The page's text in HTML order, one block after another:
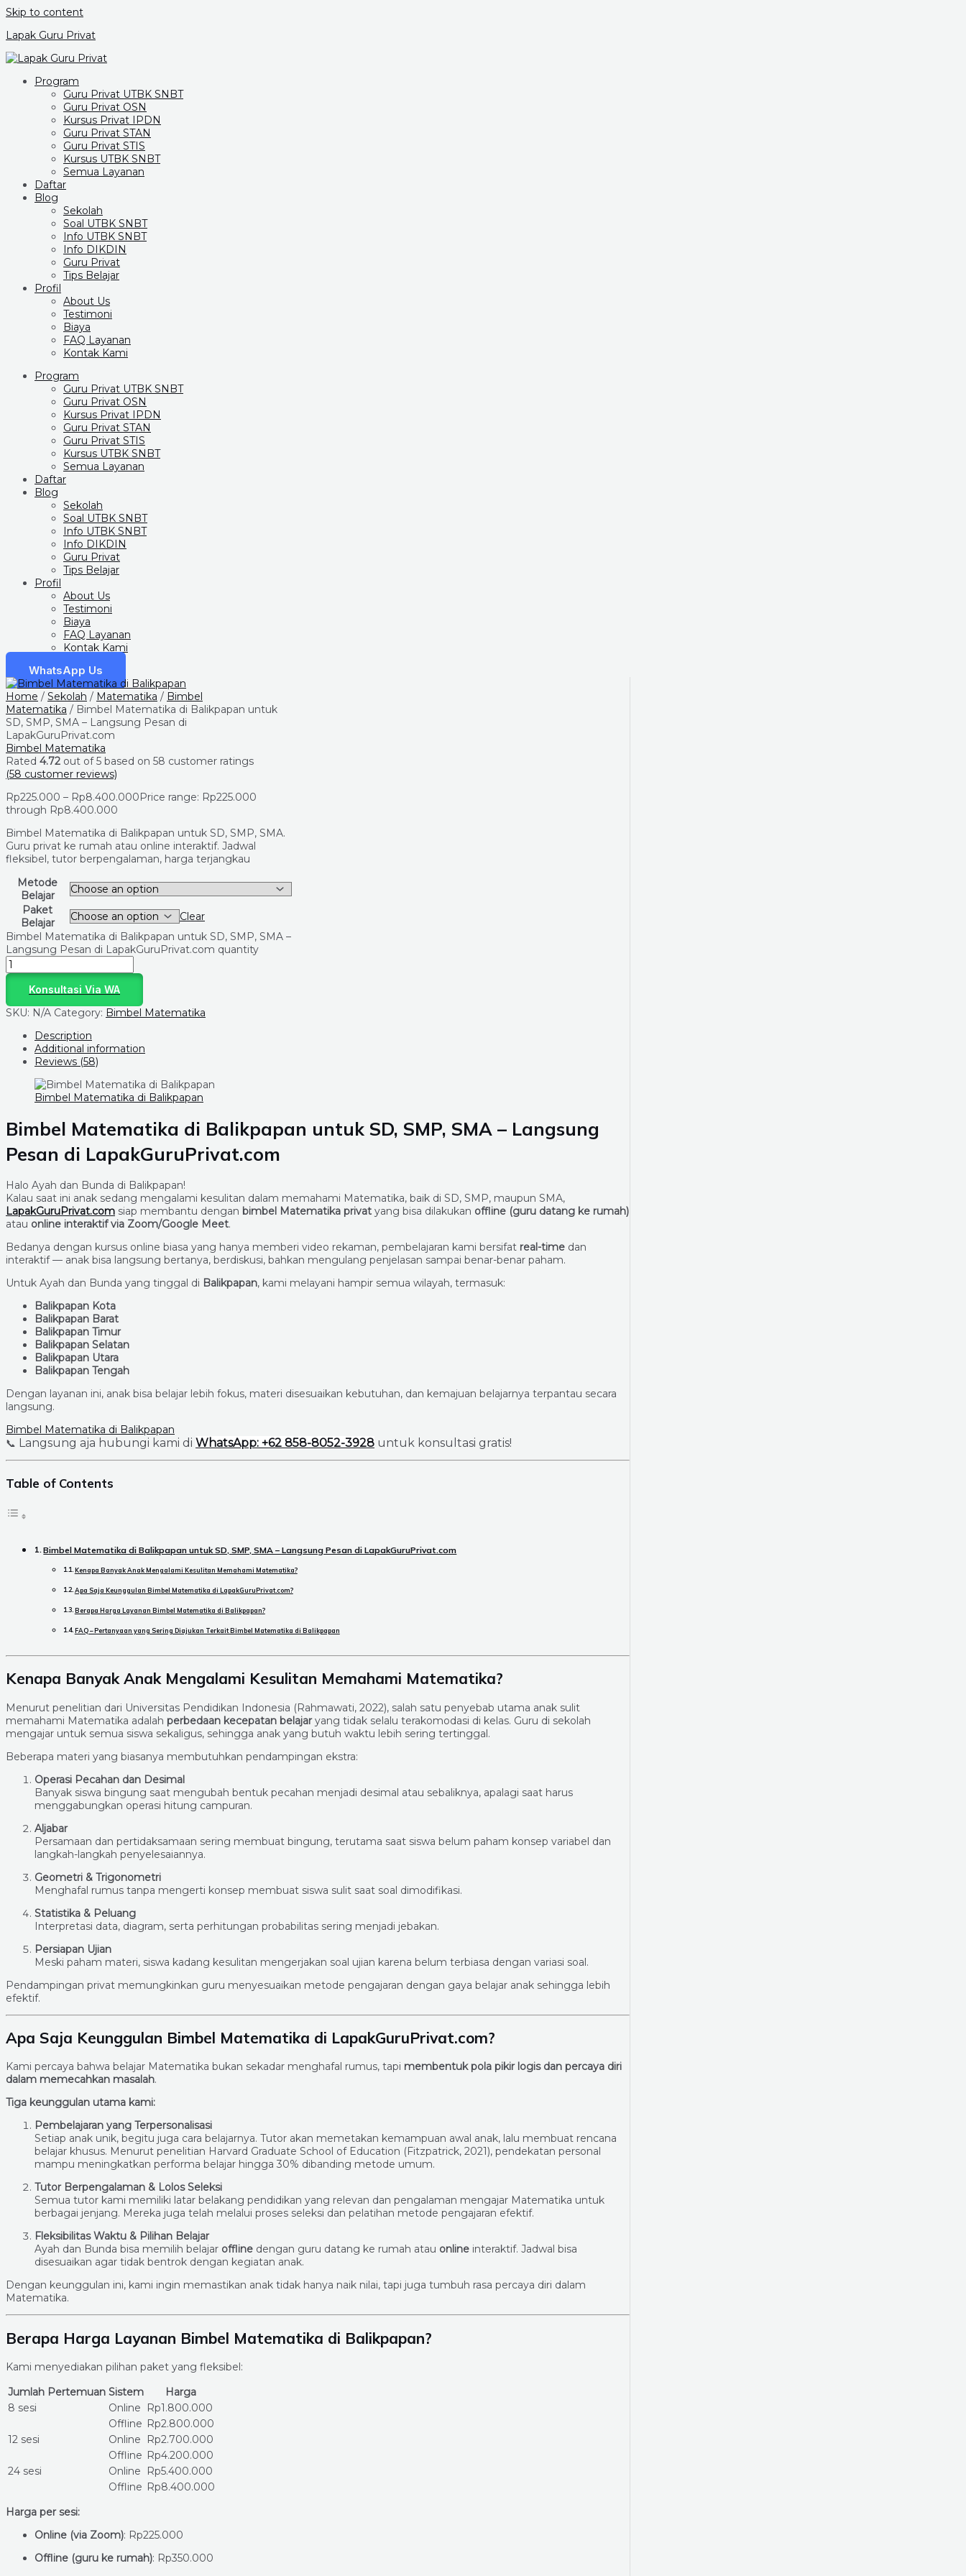
Skip to content
Lapak Guru Privat
Program
Guru Privat UTBK SNBT
Guru Privat OSN
Kursus Privat IPDN
Guru Privat STAN
Guru Privat STIS
Kursus UTBK SNBT
Semua Layanan
Daftar
Blog
Sekolah
Soal UTBK SNBT
Info UTBK SNBT
Info DIKDIN
Guru Privat
Tips Belajar
Profil
About Us
Testimoni
Biaya
FAQ Layanan
Kontak Kami
Program
Guru Privat UTBK SNBT
Guru Privat OSN
Kursus Privat IPDN
Guru Privat STAN
Guru Privat STIS
Kursus UTBK SNBT
Semua Layanan
Daftar
Blog
Sekolah
Soal UTBK SNBT
Info UTBK SNBT
Info DIKDIN
Guru Privat
Tips Belajar
Profil
About Us
Testimoni
Biaya
FAQ Layanan
Kontak Kami
WhatsApp Us
Home / Sekolah / Matematika / Bimbel
Matematika / Bimbel Matematika di Balikpapan untuk
SD, SMP, SMA – Langsung Pesan di
LapakGuruPrivat.com
Bimbel Matematika
Rated 4.72 out of 5 based on 58 customer ratings
(58 customer reviews)
Rp225.000 – Rp8.400.000Price range: Rp225.000
through Rp8.400.000
Bimbel Matematika di Balikpapan untuk SD, SMP, SMA.
Guru privat ke rumah atau online interaktif. Jadwal
fleksibel, tutor berpengalaman, harga terjangkau
Metode
Belajar
Paket
Belajar
Clear
Bimbel Matematika di Balikpapan untuk SD, SMP, SMA –
Langsung Pesan di LapakGuruPrivat.com quantity
Konsultasi Via WA
SKU: N/A Category: Bimbel Matematika
Description
Additional information
Reviews (58)
Bimbel Matematika di Balikpapan
Bimbel Matematika di Balikpapan untuk SD, SMP, SMA – Langsung
Pesan di LapakGuruPrivat.com
Halo Ayah dan Bunda di Balikpapan!
Kalau saat ini anak sedang mengalami kesulitan dalam memahami Matematika, baik di SD, SMP, maupun SMA,
LapakGuruPrivat.com siap membantu dengan bimbel Matematika privat yang bisa dilakukan offline (guru datang ke rumah)
atau online interaktif via Zoom/Google Meet.
Bedanya dengan kursus online biasa yang hanya memberi video rekaman, pembelajaran kami bersifat real-time dan
interaktif — anak bisa langsung bertanya, berdiskusi, bahkan mengulang penjelasan sampai benar-benar paham.
Untuk Ayah dan Bunda yang tinggal di Balikpapan, kami melayani hampir semua wilayah, termasuk:
Balikpapan Kota
Balikpapan Barat
Balikpapan Timur
Balikpapan Selatan
Balikpapan Utara
Balikpapan Tengah
Dengan layanan ini, anak bisa belajar lebih fokus, materi disesuaikan kebutuhan, dan kemajuan belajarnya terpantau secara
langsung.
Bimbel Matematika di Balikpapan
📞 Langsung aja hubungi kami di WhatsApp: +62 858-8052-3928 untuk konsultasi gratis!
Table of Contents
Bimbel Matematika di Balikpapan untuk SD, SMP, SMA – Langsung Pesan di LapakGuruPrivat.com
Kenapa Banyak Anak Mengalami Kesulitan Memahami Matematika?
Apa Saja Keunggulan Bimbel Matematika di LapakGuruPrivat.com?
Berapa Harga Layanan Bimbel Matematika di Balikpapan?
FAQ – Pertanyaan yang Sering Diajukan Terkait Bimbel Matematika di Balikpapan
Kenapa Banyak Anak Mengalami Kesulitan Memahami Matematika?
Menurut penelitian dari Universitas Pendidikan Indonesia (Rahmawati, 2022), salah satu penyebab utama anak sulit
memahami Matematika adalah perbedaan kecepatan belajaryang tidak selalu terakomodasi di kelas. Guru di sekolah
mengajar untuk semua siswa sekaligus, sehingga anak yang butuh waktu lebih sering tertinggal.
Beberapa materi yang biasanya membutuhkan pendampingan ekstra:
Operasi Pecahan dan Desimal
Banyak siswa bingung saat mengubah bentuk pecahan menjadi desimal atau sebaliknya, apalagi saat harus
menggabungkan operasi hitung campuran.
Aljabar
Persamaan dan pertidaksamaan sering membuat bingung, terutama saat siswa belum paham konsep variabel dan
langkah-langkah penyelesaiannya.
Geometri & Trigonometri
Menghafal rumus tanpa mengerti konsep membuat siswa sulit saat soal dimodifikasi.
Statistika & Peluang
Interpretasi data, diagram, serta perhitungan probabilitas sering menjadi jebakan.
Persiapan Ujian
Meski paham materi, siswa kadang kesulitan mengerjakan soal ujian karena belum terbiasa dengan variasi soal.
Pendampingan privat memungkinkan guru menyesuaikan metode pengajaran dengan gaya belajar anak sehingga lebih
efektif.
Apa Saja Keunggulan Bimbel Matematika di LapakGuruPrivat.com?
Kami percaya bahwa belajar Matematika bukan sekadar menghafal rumus, tapi membentuk pola pikir logis dan percaya diri
dalam memecahkan masalah.
Tiga keunggulan utama kami:
Pembelajaran yang Terpersonalisasi
Setiap anak unik, begitu juga cara belajarnya. Tutor akan memetakan kemampuan awal anak, lalu membuat rencana
belajar khusus. Menurut penelitian Harvard Graduate School of Education (Fitzpatrick, 2021), pendekatan personal
mampu meningkatkan performa belajar hingga 30% dibanding metode umum.
Tutor Berpengalaman & Lolos Seleksi
Semua tutor kami memiliki latar belakang pendidikan yang relevan dan pengalaman mengajar Matematika untuk
berbagai jenjang. Mereka juga telah melalui proses seleksi dan pelatihan metode pengajaran efektif.
Fleksibilitas Waktu & Pilihan Belajar
Ayah dan Bunda bisa memilih belajar offline dengan guru datang ke rumah atau online interaktif. Jadwal bisa
disesuaikan agar tidak bentrok dengan kegiatan anak.
Dengan keunggulan ini, kami ingin memastikan anak tidak hanya naik nilai, tapi juga tumbuh rasa percaya diri dalam
Matematika.
Berapa Harga Layanan Bimbel Matematika di Balikpapan?
Kami menyediakan pilihan paket yang fleksibel:
Jumlah Pertemuan Sistem
Harga
8 sesi
Online
Rp1.800.000
Offline Rp2.800.000
12 sesi
Online
Rp2.700.000
Offline Rp4.200.000
24 sesi
Online
Rp5.400.000
Offline Rp8.400.000
Harga per sesi:
Online (via Zoom): Rp225.000
Offline (guru ke rumah): Rp350.000